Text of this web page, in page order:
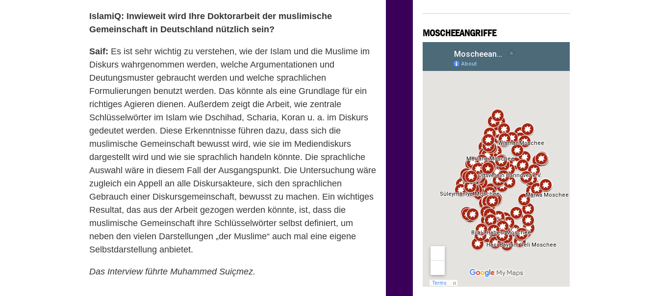
IslamiQ: Inwieweit wird Ihre Doktorarbeit der muslimische
Gemeinschaft in Deutschland nützlich sein?
Saif: Es ist sehr wichtig zu verstehen, wie der Islam und die Muslime im
Diskurs wahrgenommen werden, welche Argumentationen und
Deutungsmuster gebraucht werden und welche sprachlichen
Formulierungen benutzt werden. Das könnte als eine Grundlage für ein
richtiges Agieren dienen. Außerdem zeigt die Arbeit, wie zentrale
Schlüsselwörter im Islam wie Dschihad, Scharia, Koran u. a. im Diskurs
gedeutet werden. Diese Erkenntnisse führen dazu, dass sich die
muslimische Gemeinschaft bewusst wird, wie sie im Mediendiskurs
dargestellt wird und wie sie sprachlich handeln könnte. Die sprachliche
Auswahl wäre in diesem Fall der Ausgangspunkt. Die Untersuchung wäre
zugleich ein Appell an alle Diskursakteure, sich den sprachlichen
Gebrauch einer Diskursgemeinschaft, bewusst zu machen. Ein wichtiges
Resultat, das aus der Arbeit gezogen werden könnte, ist, dass die
muslimische Gemeinschaft ihre Schlüsselwörter selbst definiert, um
neben den vielen Darstellungen „der Muslime“ auch mal eine eigene
Selbstdarstellung anbietet.
Das Interview führte Muhammed Suiçmez.
MOSCHEEANGRIFFE